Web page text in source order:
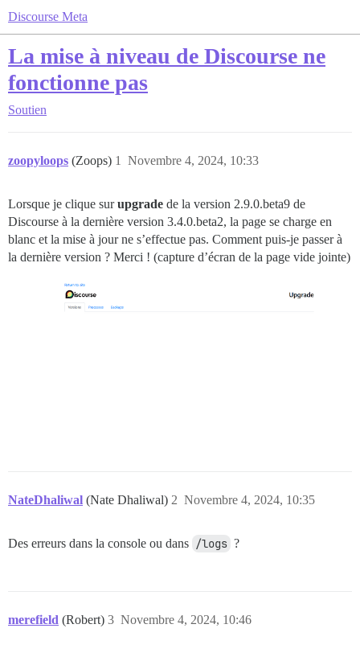
Discourse Meta
La mise à niveau de Discourse ne
fonctionne pas
Soutien
zoopyloops (Zoops) Novembre 4, 2024, 10:33
1
Lorsque je clique surupgrade de la version 2.9.0.beta9 de
Discourse à la dernière version 3.4.0.beta2, la page se charge en
blanc et la mise à jour ne s’effectue pas. Comment puis-je passer à
la dernière version ? Merci ! (capture d’écran de la page vide jointe)
NateDhaliwal (Nate Dhaliwal) Novembre 4, 2024, 10:35
2
Des erreurs dans la console ou dans /logs ?
merefield (Robert) Novembre 4, 2024, 10:46
3